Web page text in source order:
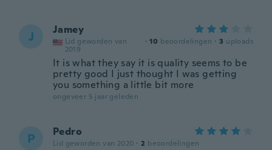
J Jamey
Lid geworden van
2019
· 10 beoordelingen · 3 uploads
It is what they say it is quality seems to be
pretty good I just thought I was getting
you something a little bit more
ongeveer 5 jaar geleden
P Pedro
Lid geworden van 2020 · 2 beoordelingen